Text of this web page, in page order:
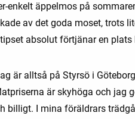
enkelt äppelmos på
av det goda moset, trots
absolut förtjänar en plats
är alltså på Styrsö i
är skyhöga och jag
billigt. I mina föräldrars